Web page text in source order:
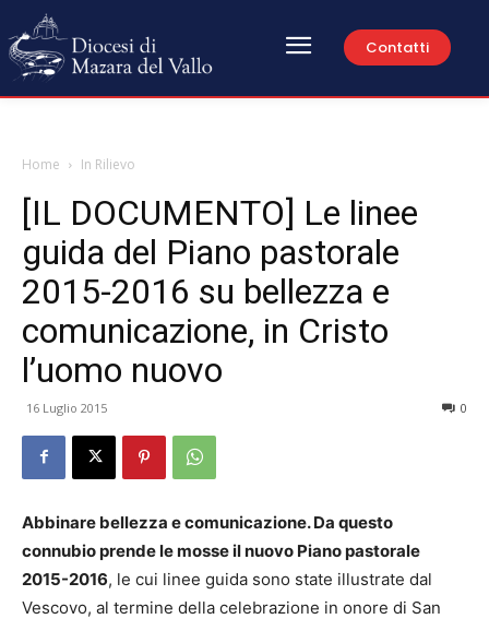
Contatti
Home In Rilievo
[IL DOCUMENTO] Le linee
guida del Piano pastorale
2015-2016 su bellezza e
comunicazione, in Cristo
l’uomo nuovo
16 Luglio 2015 0
Abbinare bellezza e comunicazione. Da questo
connubio prende le mosse il nuovo Piano pastorale
2015-2016, le cui linee guida sono state illustrate dal
Vescovo, al termine della celebrazione in onore di San